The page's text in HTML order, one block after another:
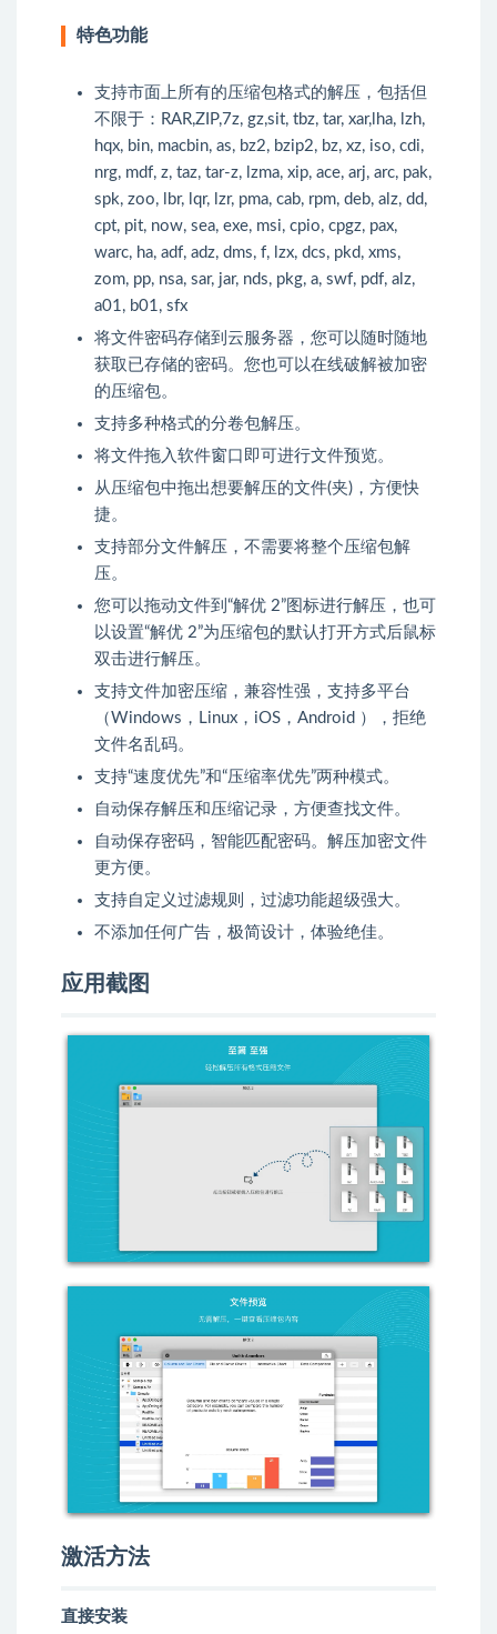
特色功能
支持市面上所有的压缩包格式的解压，包括但
不限于：RAR,ZIP,7z, gz,sit, tbz, tar, xar,lha, lzh,
hqx, bin, macbin, as, bz2, bzip2, bz, xz, iso, cdi,
nrg, mdf, z, taz, tar-z, lzma, xip, ace, arj, arc, pak,
spk, zoo, lbr, lqr, lzr, pma, cab, rpm, deb, alz, dd,
cpt, pit, now, sea, exe, msi, cpio, cpgz, pax,
warc, ha, adf, adz, dms, f, lzx, dcs, pkd, xms,
zom, pp, nsa, sar, jar, nds, pkg, a, swf, pdf, alz,
a01, b01, sfx
将文件密码存储到云服务器，您可以随时随地
获取已存储的密码。您也可以在线破解被加密
的压缩包。
支持多种格式的分卷包解压。
将文件拖入软件窗口即可进行文件预览。
从压缩包中拖出想要解压的文件(夹)，方便快
捷。
支持部分文件解压，不需要将整个压缩包解
压。
您可以拖动文件到“解优 2”图标进行解压，也可
以设置“解优 2”为压缩包的默认打开方式后鼠标
双击进行解压。
支持文件加密压缩，兼容性强，支持多平台
（Windows，Linux，iOS，Android ），拒绝
文件名乱码。
支持“速度优先”和“压缩率优先”两种模式。
自动保存解压和压缩记录，方便查找文件。
自动保存密码，智能匹配密码。解压加密文件
更方便。
支持自定义过滤规则，过滤功能超级强大。
不添加任何广告，极简设计，体验绝佳。
应用截图
激活方法
直接安装